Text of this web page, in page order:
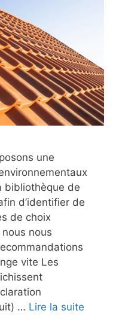
une
bibliothèque de
d’identifier de
de choix
nous
vite Les
… Lire la suite